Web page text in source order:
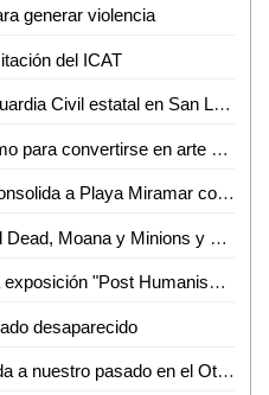
generar violencia
del ICAT
Refuerzan operativos de la Guardia Civil estatal en San Luis Potosí
El grafiti dejó de ser vandalismo para convertirse en arte urbano
Erasmo González Robledo consolida a Playa Miramar como referente nacional e internacional con el izamiento Blue Flag 2026-2027
Verano cineteca presenta Evil Dead, Moana y Minions y monstruos
Invitan a la inauguración de la exposición "Post Humanism" eros y thanatos, de Ennio Castellano
desaparecido
Presentarán el libro una mirada a nuestro pasado en el Othoniano